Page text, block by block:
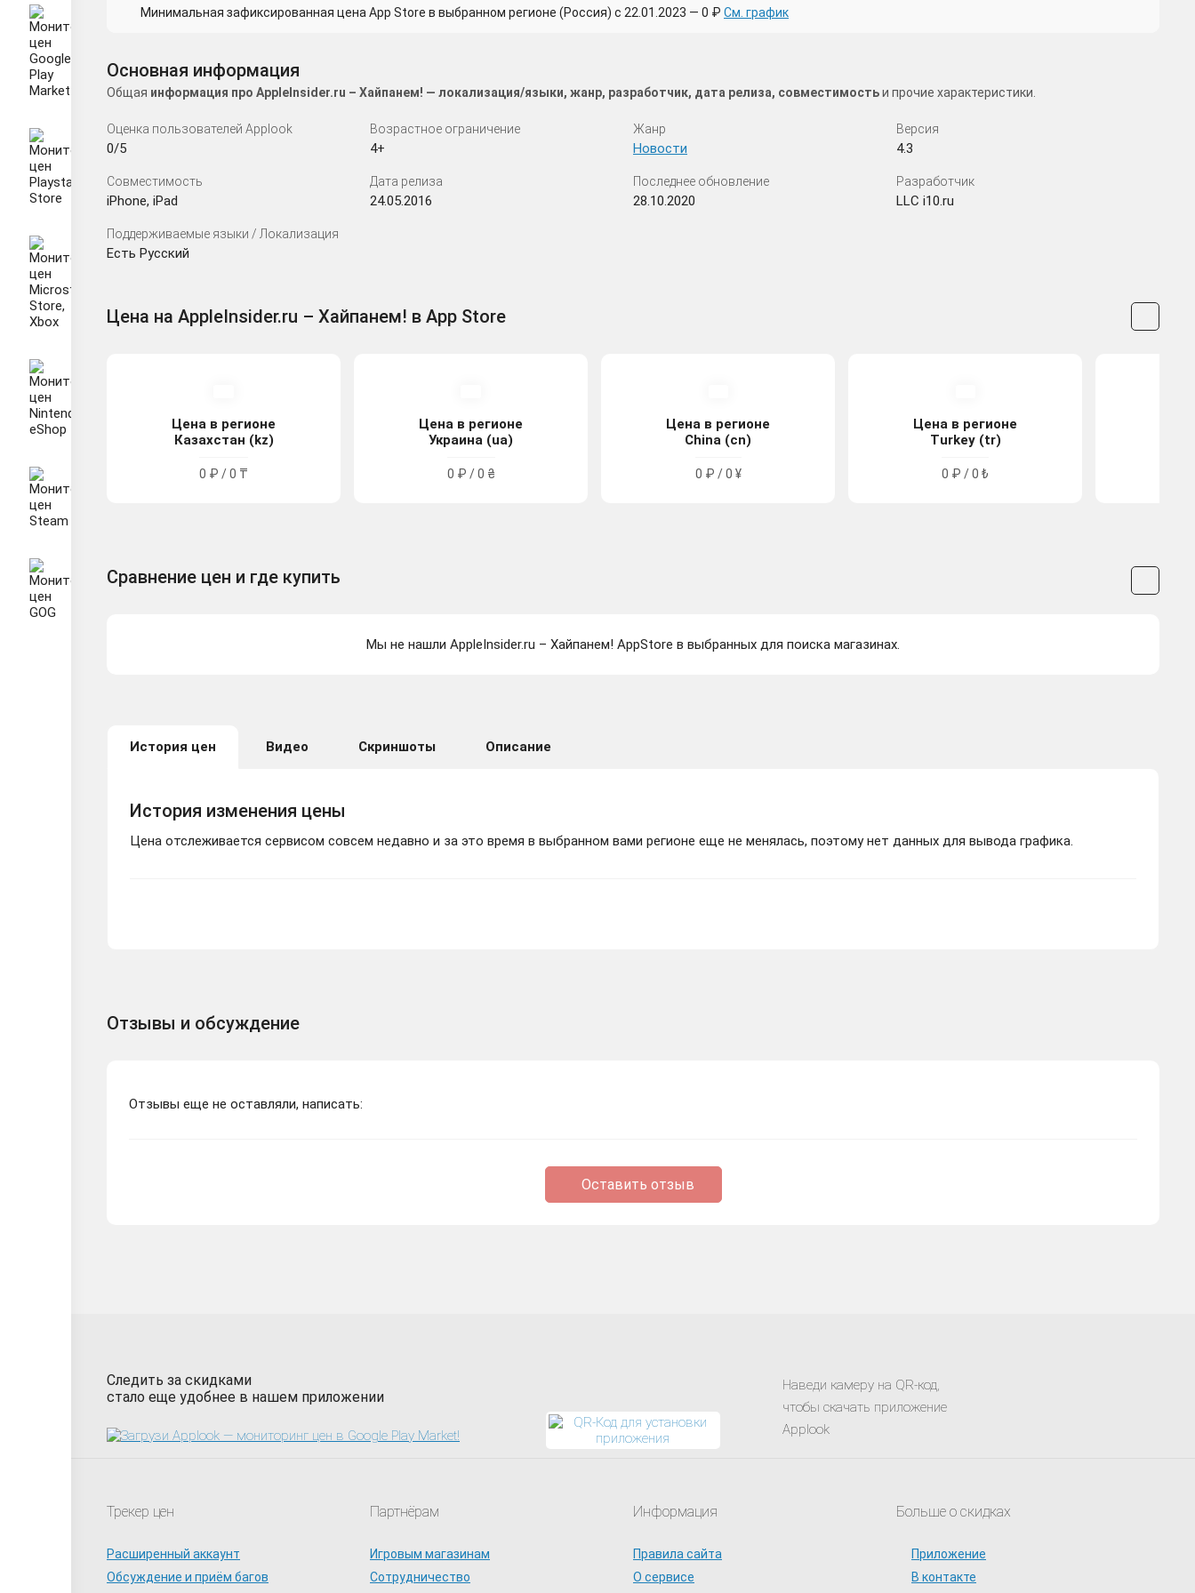
Минимальная зафиксированная цена App Store в выбранном регионе (Россия) с 22.01.2023 — 0 ₽ См. график
Основная информация
Общая информация про AppleInsider.ru – Хайпанем! — локализация/языки, жанр, разработчик, дата релиза, совместимостьи прочие характеристики.
Оценка пользователей Applook
0/5
Возрастное ограничение
4+
Жанр
Новости
Версия
4.3
Совместимость
iPhone, iPad
Дата релиза
24.05.2016
Последнее обновление
28.10.2020
Разработчик
LLC i10.ru
Поддерживаемые языки / Локализация
Есть Русский
Цена на AppleInsider.ru – Хайпанем! в App Store
Цена в регионе
Казахстан (kz)
0 ₽ / 0 ₸
Цена в регионе
Украина (ua)
0 ₽ / 0 ₴
Цена в регионе
China (cn)
0 ₽ / 0 ¥
Цена в регионе
Turkey (tr)
0 ₽ / 0 ₺
Сравнение цен и где купить
Мы не нашли AppleInsider.ru – Хайпанем! AppStore в выбранных для поиска магазинах.
История цен Видео Скриншоты Описание
История изменения цены
Цена отслеживается сервисом совсем недавно и за это время в выбранном вами регионе еще не менялась, поэтому нет данных для вывода графика.
Отзывы и обсуждение
Отзывы еще не оставляли, написать:
Оставить отзыв
Следить за скидками
стало еще удобнее в нашем приложении
Наведи камеру на QR-код,
чтобы скачать приложение
Applook
Трекер цен
Расширенный аккаунт
Обсуждение и приём багов
Партнёрам
Игровым магазинам
Сотрудничество
Информация
Правила сайта
О сервисе
Больше о скидках
Приложение
В контакте